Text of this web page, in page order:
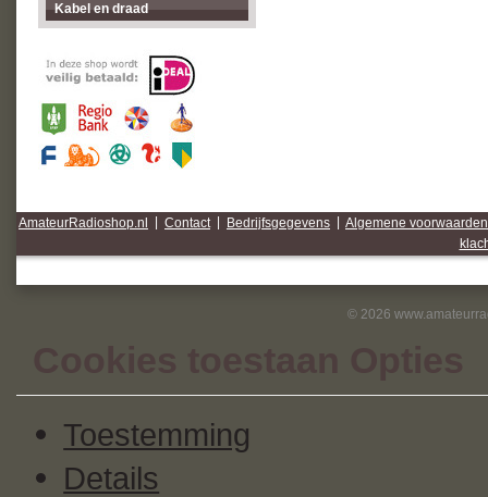
Kabel en draad
AmateurRadioshop.nl Contact Bedrijfsgegevens
Algemene voorwaarden
© 2026
Cookies toestaan Opties
Toestemming
Details